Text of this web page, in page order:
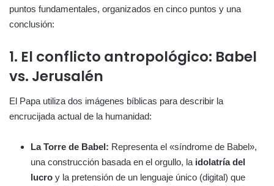
puntos fundamentales, organizados en cinco puntos y una
conclusión:
1. El conflicto antropológico: Babel
vs. Jerusalén
El Papa utiliza dos imágenes bíblicas para describir la
encrucijada actual de la humanidad:
La Torre de Babel: Representa el «síndrome de Babel»,
una construcción basada en el orgullo, la idolatría del
lucro y la pretensión de un lenguaje único (digital) que